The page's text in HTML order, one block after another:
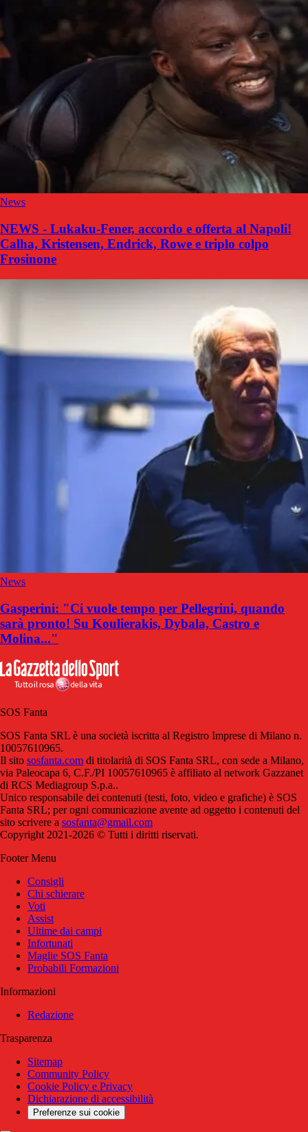
News
NEWS - Lukaku-Fener, accordo e offerta al Napoli!
Calha, Kristensen, Endrick, Rowe e triplo colpo
Frosinone
News
Gasperini: "Ci vuole tempo per Pellegrini, quando
sarà pronto! Su Koulierakis, Dybala, Castro e
Molina..."
SOS Fanta
SOS Fanta SRL è una società iscritta al Registro Imprese di Milano n.
10057610965.
Il sito sosfanta.com di titolarità di SOS Fanta SRL, con sede a Milano,
via Paleocapa 6, C.F./PI 10057610965 è affiliato al network Gazzanet
di RCS Mediagroup S.p.a..
Unico responsabile dei contenuti (testi, foto, video e grafiche) è SOS
Fanta SRL; per ogni comunicazione avente ad oggetto i contenuti del
sito scrivere a sosfanta@gmail.com
Copyright 2021-2026 © Tutti i diritti riservati.
Footer Menu
Consigli
Chi schierare
Voti
Assist
Ultime dai campi
Infortunati
Maglie SOS Fanta
Probabili Formazioni
Informazioni
Redazione
Trasparenza
Sitemap
Community Policy
Cookie Policy e Privacy
Dichiarazione di accessibilità
Preferenze sui cookie